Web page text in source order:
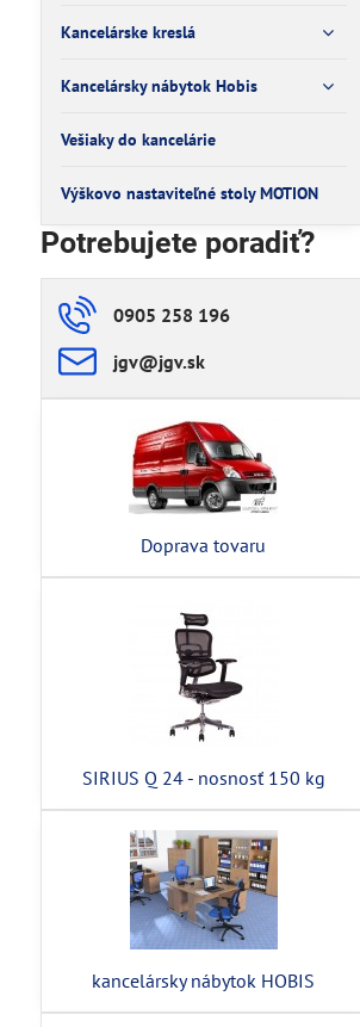
Kancelárske kreslá
Kancelársky nábytok Hobis
Vešiaky do kancelárie
Výškovo nastaviteľné stoly MOTION
Potrebujete poradiť?
0905 258 196
jgv​@jgv​.sk
Doprava tovaru
SIRIUS Q 24 - nosnosť 150 kg
kancelársky nábytok HOBIS